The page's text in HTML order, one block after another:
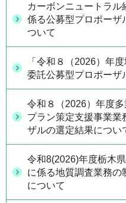
カーボンニュートラル
係る公募型プロポーザ
ついて
「令和８（2026）年
委託公募型プロポーザ
令和８（2026）年度
プラン策定支援事業業
ザルの選定結果につい
令和8(2026)年度栃木
に係る地質調査業務の
について